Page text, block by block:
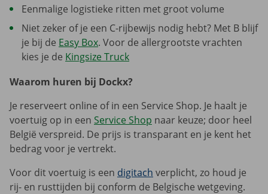
Eenmalige logistieke ritten met groot volume
Niet zeker of je een C-rijbewijs nodig hebt? Met B blijf
je bij de Easy Box. Voor de allergrootste vrachten
kies je de Kingsize Truck
Waarom huren bij Dockx?
Je reserveert online of in een Service Shop. Je haalt je
voertuig op in een Service Shop naar keuze; door heel
België verspreid. De prijs is transparant en je kent het
bedrag voor je vertrekt.
Voor dit voertuig is een digitach verplicht, zo houd je
rij- en rusttijden bij conform de Belgische wetgeving.